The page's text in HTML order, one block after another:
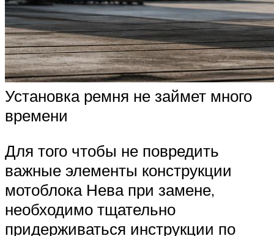
Установка ремня не займет много
времени
Для того чтобы не повредить
важные элементы конструкции
мотоблока Нева при замене,
необходимо тщательно
придерживаться инструкции по